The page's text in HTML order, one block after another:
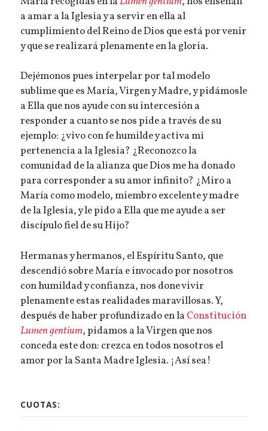
a amar a la Iglesia y a servir en ella al
cumplimiento del Reino de Dios que está por venir
y que se realizará plenamente en la gloria.
Dejémonos pues interpelar por tal modelo
sublime que es María, Virgen y Madre, y pidámosle
a Ella que nos ayude con su intercesión a
responder a cuanto se nos pide a través de su
ejemplo: ¿vivo con fe humilde y activa mi
pertenencia a la Iglesia? ¿Reconozco la
comunidad de la alianza que Dios me ha donado
para corresponder a su amor infinito? ¿Miro a
María como modelo, miembro excelente y madre
de la Iglesia, y le pido a Ella que me ayude a ser
discípulo fiel de su Hijo?
Hermanas y hermanos, el Espíritu Santo, que
descendió sobre María e invocado por nosotros
con humildad y confianza, nos done vivir
plenamente estas realidades maravillosas. Y,
después de haber profundizado en la Constitución
Lumen gentium, pidamos a la Virgen que nos
conceda este don: crezca en todos nosotros el
amor por la Santa Madre Iglesia. ¡Así sea!
CUOTAS: